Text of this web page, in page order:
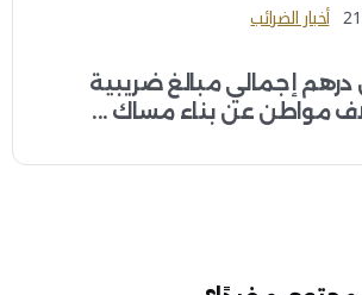
أخبار الضرائب
درهم إجمالي مبالغ ضريبية